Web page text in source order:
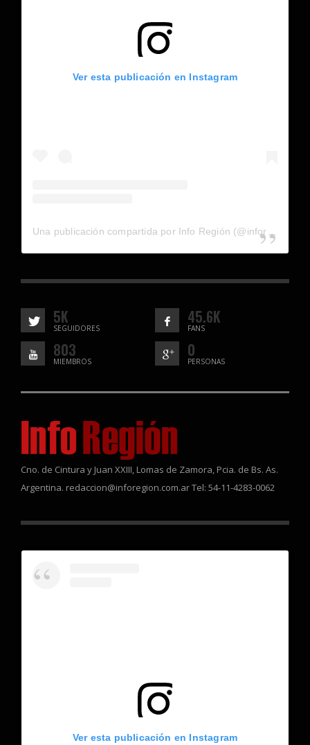
Ver esta publicación en Instagram
Una publicación compartida por Info Región (@inforegion_redes)
5K
SEGUIDORES
45.6K
FANS
803
MIEMBROS
0
PERSONAS
Cno. de Cintura y Juan XXIII, Lomas de Zamora, Pcia. de Bs. As.
Argentina. redaccion@inforegion.com.ar Tel: 54-11-4283-0062
Ver esta publicación en Instagram